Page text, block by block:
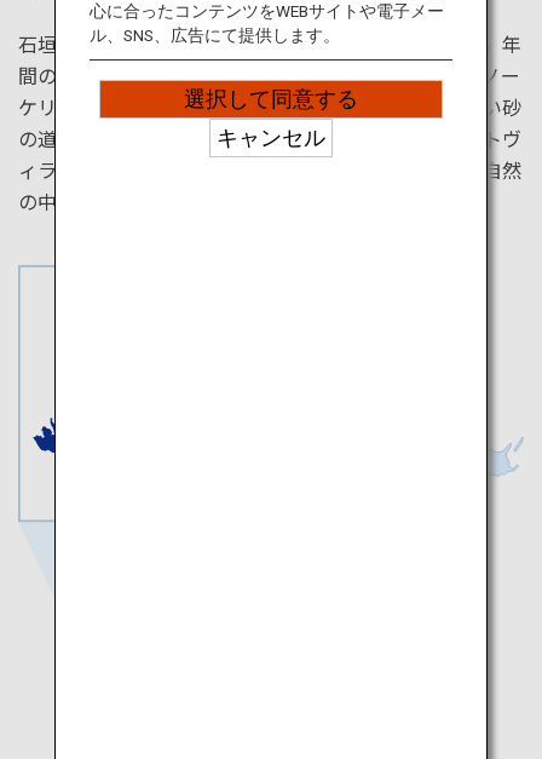
石垣空港から一年中美しい海に囲まれた沖縄の離島へ。年
間の平均気温は24.3°C。石垣島の豪華リゾートでシュノー
ケリングや贅沢な滞在を楽しみ、美しい赤瓦屋根と白い砂
の道が並ぶ竹富島の通りを散策。星のやのプライベートヴ
ィラで素晴らしい滞在を堪能し、西表島では亜熱帯の自然
の中で育つマングローブの景色も楽しめます。
心に合ったコンテンツをWEBサイトや電子メー
ル、SNS、広告にて提供します。
選択して同意する
キャンセル